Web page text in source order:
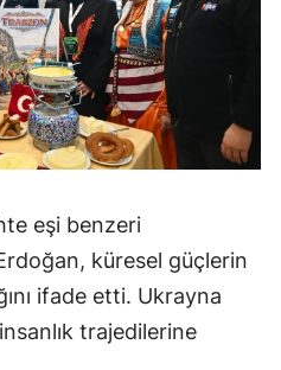
eşi benzeri
küresel güçlerin
ifade etti. Ukrayna
trajedilerine